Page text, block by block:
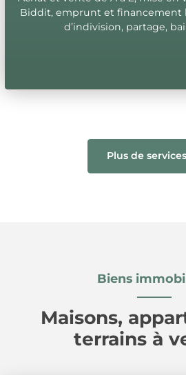
Biddit, emprunt et financement
d’indivision, partage,
Plus de services
Biens
Maisons,
terrains à